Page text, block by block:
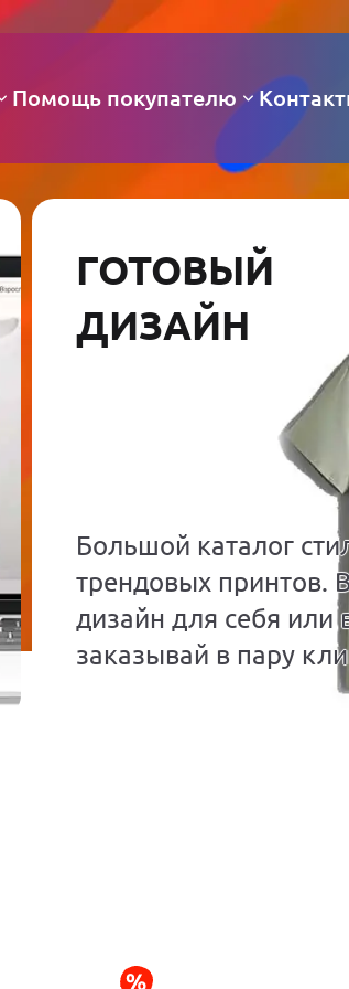
Помощь покупателю
ГОТОВЫЙ
ДИЗАЙН
Большой каталог
трендовых принтов.
дизайн для себя или
заказывай в пару